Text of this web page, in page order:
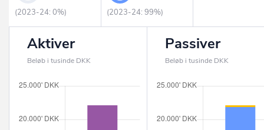
(2023-24: 0%) (2023-24: 99%)
Aktiver
Beløb i tusinde DKK
Passiver
Beløb i tusinde DKK